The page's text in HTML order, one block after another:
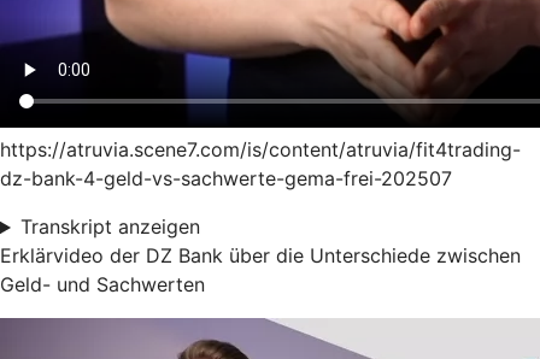
https://atruvia.scene7.com/is/content/atruvia/fit4trading-
dz-bank-4-geld-vs-sachwerte-gema-frei-202507
Transkript anzeigen
Erklärvideo der DZ Bank über die Unterschiede zwischen
Geld- und Sachwerten